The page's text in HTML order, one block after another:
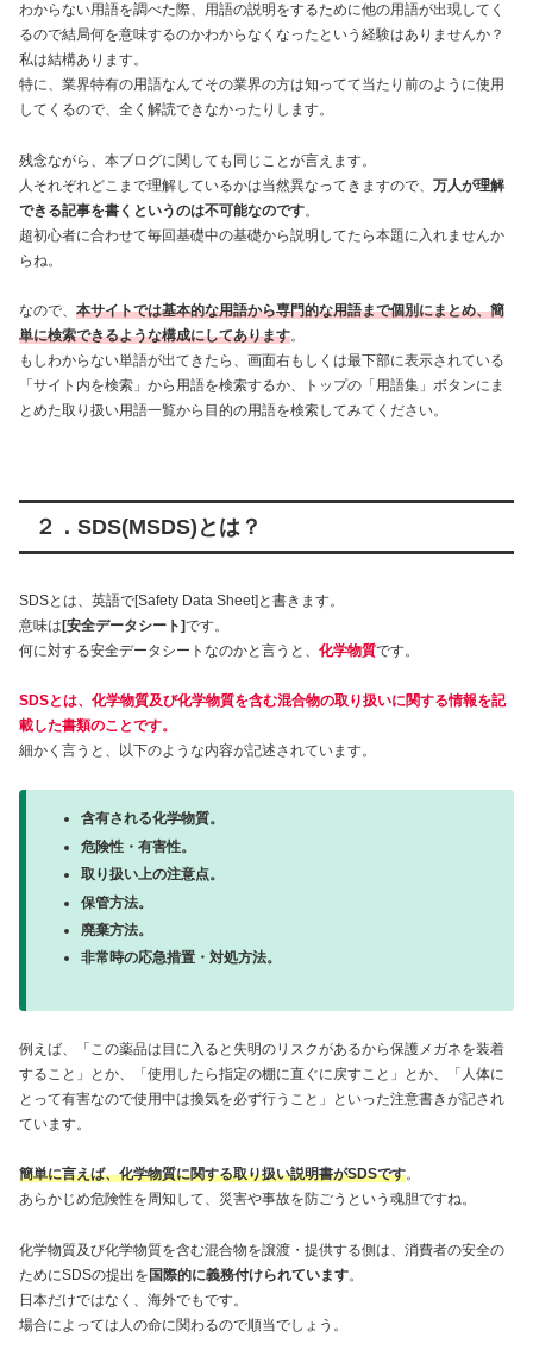
わからない用語を調べた際、用語の説明をするために他の用語が出現してく
るので結局何を意味するのかわからなくなったという経験はありませんか？
私は結構あります。
特に、業界特有の用語なんてその業界の方は知ってて当たり前のように使用
してくるので、全く解読できなかったりします。
残念ながら、本ブログに関しても同じことが言えます。
人それぞれどこまで理解しているかは当然異なってきますので、 万人が理解
できる記事を書くというのは不可能なのです。
超初心者に合わせて毎回基礎中の基礎から説明してたら本題に入れませんか
らね。
なので、 本サイトでは基本的な用語から専門的な用語まで個別にまとめ、簡
単に検索できるような構成にしてあります。
もしわからない単語が出てきたら、画面右もしくは最下部に表示されている
「サイト内を検索」から用語を検索するか、トップの「用語集」ボタンにま
とめた取り扱い用語一覧から目的の用語を検索してみてください。
２．SDS(MSDS)とは？
SDSとは、英語で[Safety Data Sheet]と書きます。
意味は[安全データシート]です。
何に対する安全データシートなのかと言うと、 化学物質です。
SDSとは、化学物質及び化学物質を含む混合物の取り扱いに関する情報を記
載した書類のことです。
細かく言うと、以下のような内容が記述されています。
含有される化学物質。
危険性・有害性。
取り扱い上の注意点。
保管方法。
廃棄方法。
非常時の応急措置・対処方法。
例えば、「この薬品は目に入ると失明のリスクがあるから保護メガネを装着
すること」とか、「使用したら指定の棚に直ぐに戻すこと」とか、「人体に
とって有害なので使用中は換気を必ず行うこと」といった注意書きが記され
ています。
簡単に言えば、化学物質に関する取り扱い説明書がSDSです。
あらかじめ危険性を周知して、災害や事故を防ごうという魂胆ですね。
化学物質及び化学物質を含む混合物を譲渡・提供する側は、消費者の安全の
ためにSDSの提出を国際的に義務付けられています。
日本だけではなく、海外でもです。
場合によっては人の命に関わるので順当でしょう。